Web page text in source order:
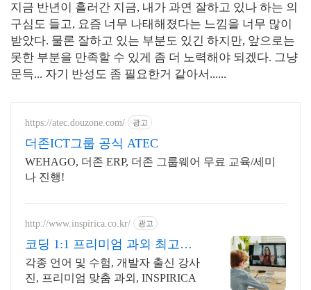
지금 반년이 흘러간 지금, 내가 과연 잘하고 있나 하는 의
구심도 들고, 요즘 너무 나태해졌다는 느낌을 너무 많이
받았다. 물론 잘하고 있는 부분도 있긴 하지만, 앞으로는
못한 부분을 만족할 수 있게 좀 더 노력해야 되겠다. 그냥
문득... 자기 반성도 좀 필요한거 같아서......
https://atec.douzone.com/ 광고
더존ICT그룹 공식 ATEC
WEHAGO, 더존 ERP, 더존 그룹웨어 무료 교육/세미
나 진행!
http://www.inspirica.co.kr/ 광고
코딩 1:1 프리미엄 과외 최고의
선생님들과 함께
각종 언어 및 수험, 개발자 출신 강사
진, 프리미엄 맞춤 과외, INSPIRICA